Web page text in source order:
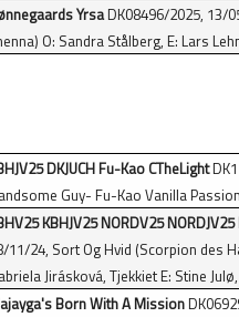
YrsaDK08496/2025, 13/
O: Sandra Stålberg, E: Lars
DKJUCH Fu-Kao CTheLight
Guy- Fu-Kao Vanilla
KBHJV25 NORDV25
11/24, Sort Og Hvid (Scorpion des
Jirásková, Tjekkiet E: Stine
Born With A Mission